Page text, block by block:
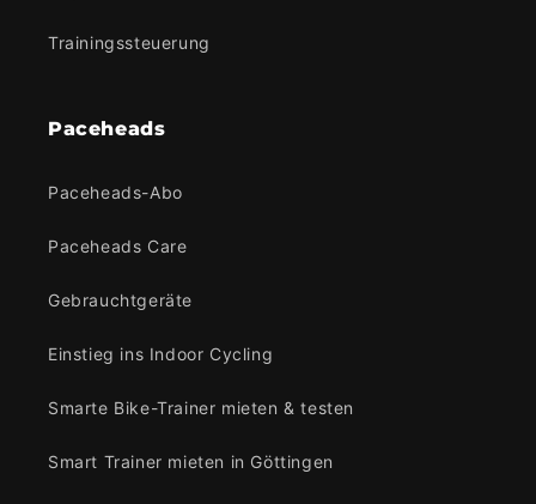
Trainingssteuerung
Paceheads
Paceheads-Abo
Paceheads Care
Gebrauchtgeräte
Einstieg ins Indoor Cycling
Smarte Bike-Trainer mieten & testen
Smart Trainer mieten in Göttingen